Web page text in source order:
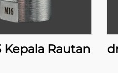
Kepala Rautan